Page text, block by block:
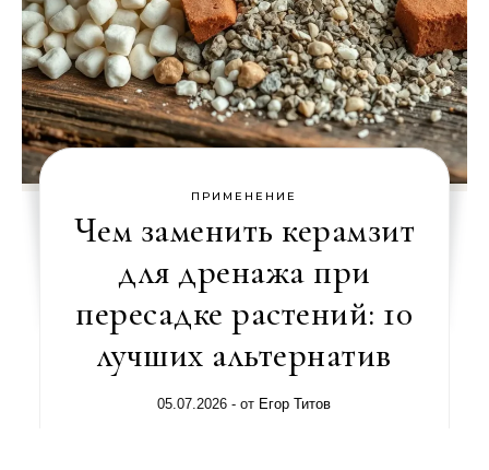
ПРИМЕНЕНИЕ
Чем заменить керамзит
для дренажа при
пересадке растений: 10
лучших альтернатив
05.07.2026 - от Егор Титов